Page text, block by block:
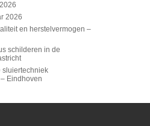
2026
en herstelvermogen –
schilderen in de
sluiertechniek
Eindhoven